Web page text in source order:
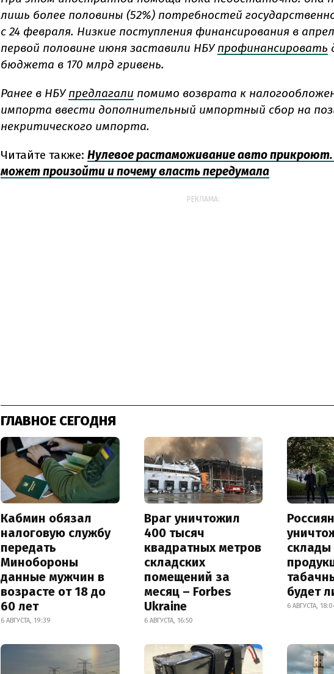
лишь более половины (52%) потребностей
с 24 февраля. Низкие поступления финансирования в
первой половине июня заставили НБУпрофинансировать
бюджета в 170 млрд гривень.
Ранее в НБУпредлагали помимо возврата к
импорта ввести дополнительный импортный сбор на
некритического импорта.
Читайте также: Нулевое растаможивание авто прикроют.
может произойти и почему власть передумала
РЕКЛАМА:
ГЛАВНОЕ СЕГОДНЯ
Кабмин обязал
налоговую службу
передать
Минобороны
данные мужчин в
возрасте от 18 до
60 лет
6 АВГУСТА, 19:39
Враг уничтожил
400 тысяч
квадратных метров
складских
помещений за
месяц – Forbes
Ukraine
6 АВГУСТА, 16:50
склады
будет
6 АВГУСТА,